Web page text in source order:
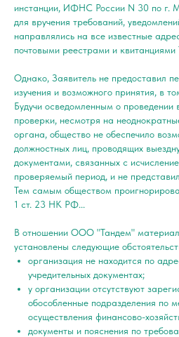
инстанции, ИФНС России N 30 по г.
для вручения требований,
направлялись на все известные
почтовыми реестрами и квитанциями
Однако, Заявитель не предоставил
изучения и возможного принятия, в
Будучи осведомленным о проведении
проверки, несмотря на
органа, общество не обеспечило
должностных лиц, проводящих
документами, связанных с
проверяемый период, и не
Тем самым обществом
1 ст. 23 НК РФ...
В отношении ООО "Тандем"
установлены следующие
организация не находится по
учредительных документах;
у организации отсутствуют
обособленные подразделения по
осуществления финансово-
документы и пояснения по